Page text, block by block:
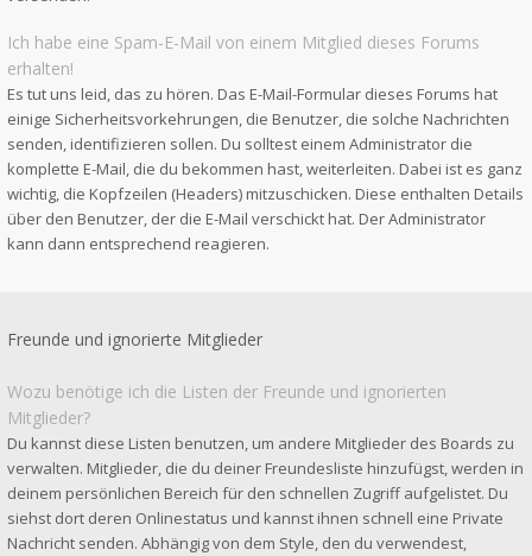
Ich habe eine Spam-E-Mail von einem Mitglied dieses Forums
erhalten!
Es tut uns leid, das zu hören. Das E-Mail-Formular dieses Forums hat
einige Sicherheitsvorkehrungen, die Benutzer, die solche Nachrichten
senden, identifizieren sollen. Du solltest einem Administrator die
komplette E-Mail, die du bekommen hast, weiterleiten. Dabei ist es ganz
wichtig, die Kopfzeilen (Headers) mitzuschicken. Diese enthalten Details
über den Benutzer, der die E-Mail verschickt hat. Der Administrator
kann dann entsprechend reagieren.
Freunde und ignorierte Mitglieder
Wozu benötige ich die Listen der Freunde und ignorierten
Mitglieder?
Du kannst diese Listen benutzen, um andere Mitglieder des Boards zu
verwalten. Mitglieder, die du deiner Freundesliste hinzufügst, werden in
deinem persönlichen Bereich für den schnellen Zugriff aufgelistet. Du
siehst dort deren Onlinestatus und kannst ihnen schnell eine Private
Nachricht senden. Abhängig von dem Style, den du verwendest,